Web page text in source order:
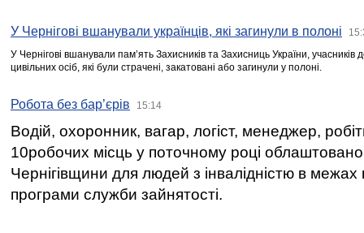
У Чернігові вшанували українців, які загинули в полоні
У Чернігові вшанували пам’ять Захисників та Захисниць України,
цивільних осіб, які були страчені, закатовані або загинули у полоні.
Робота без бар’єрів 15:14
Водій, охоронник, вагар, логіст, менеджер,
10робочих місць у поточному році
Чернігівщини для людей з інвалідністю в межах
програми служби зайнятості.